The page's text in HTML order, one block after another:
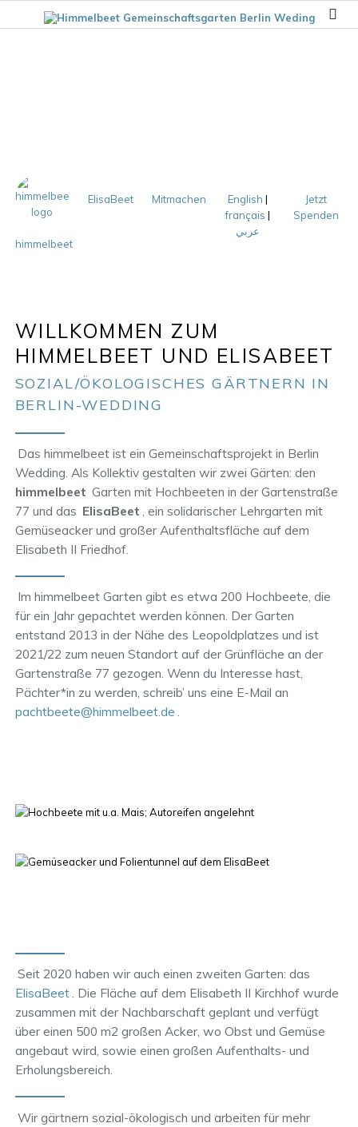
himmelbeet
ElisaBeet Mitmachen English |
français |
عربي
Jetzt
Spenden
WILLKOMMEN ZUM
HIMMELBEET UND ELISABEET
SOZIAL/ÖKOLOGISCHES GÄRTNERN IN
BERLIN-WEDDING
Das himmelbeet ist ein Gemeinschaftsprojekt in Berlin
Wedding. Als Kollektiv gestalten wir zwei Gärten: den
himmelbeet Garten mit Hochbeeten in der Gartenstraße
77 und das ElisaBeet , ein solidarischer Lehrgarten mit
Gemüseacker und großer Aufenthaltsfläche auf dem
Elisabeth II Friedhof.
Im himmelbeet Garten gibt es etwa 200 Hochbeete, die
für ein Jahr gepachtet werden können. Der Garten
entstand 2013 in der Nähe des Leopoldplatzes und ist
2021/22 zum neuen Standort auf der Grünfläche an der
Gartenstraße 77 gezogen. Wenn du Interesse hast,
Pächter*in zu werden, schreib’ uns eine E-Mail an
pachtbeete@himmelbeet.de .
Seit 2020 haben wir auch einen zweiten Garten: das
ElisaBeet. Die Fläche auf dem Elisabeth II Kirchhof wurde
zusammen mit der Nachbarschaft geplant und verfügt
über einen 500 m2 großen Acker, wo Obst und Gemüse
angebaut wird, sowie einen großen Aufenthalts- und
Erholungsbereich.
Wir gärtnern sozial-ökologisch und arbeiten für mehr